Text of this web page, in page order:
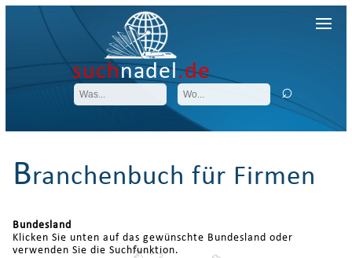
suchnadel.de
Branchenbuch für Firmen
Bundesland
Klicken Sie unten auf das gewünschte Bundesland oder
verwenden Sie die Suchfunktion.